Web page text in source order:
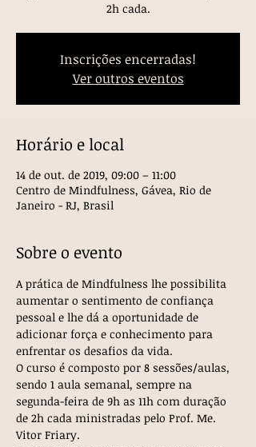
2h cada.
Inscrições encerradas!
Ver outros eventos
Horário e local
14 de out. de 2019, 09:00 – 11:00
Centro de Mindfulness, Gávea, Rio de
Janeiro - RJ, Brasil
Sobre o evento
A prática de Mindfulness lhe possibilita
aumentar o sentimento de confiança
pessoal e lhe dá a oportunidade de
adicionar força e conhecimento para
enfrentar os desafios da vida.
O curso é composto por 8 sessões/aulas,
sendo 1 aula semanal, sempre na
segunda-feira de 9h as 11h com duração
de 2h cada ministradas pelo Prof. Me.
Vitor Friary.